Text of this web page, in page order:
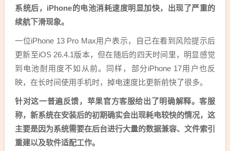
系统后，iPhone的电池消耗速度明显加快，出现了严重的
续航下滑现象。
一位iPhone 13 Pro Max用户表示，自己在看到风险提示后
更新至iOS 26.4.1版本，但在随后的四天时间里，明显感觉
到电池耐用度不如从前。同样，部分iPhone 17用户也反
映，在长时间使用手机时，掉电速度比更新前快了很多。
针对这一普遍反馈，苹果官方客服给出了明确解释。客服
称，新系统在安装后的初期确实会出现耗电较快的情况，这
主要是因为系统需要在后台进行大量的数据兼容、文件索引
重建以及软件适配工作。